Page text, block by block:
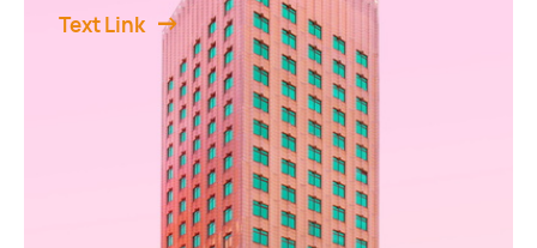
Text Link